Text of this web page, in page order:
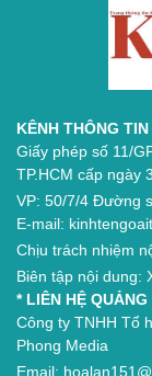
KÊNH THÔNG
Giấy phép số 11/
TP.HCM cấp ngày
VP: 50/7/4 Đường
E-mail:
Chịu trách nhiệm
Biên tập nội dung:
* LIÊN HỆ QUẢNG
Công ty TNHH Tổ
Phong Media
Email: